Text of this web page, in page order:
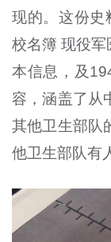
现的。这份史
校名簿 现役
本信息，及
容，涵盖了从
其他卫生部队
他卫生部队有